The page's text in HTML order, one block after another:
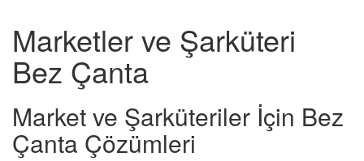
Marketler ve Şarküteri
Bez Çanta
Market ve Şarküteriler İçin Bez
Çanta Çözümleri